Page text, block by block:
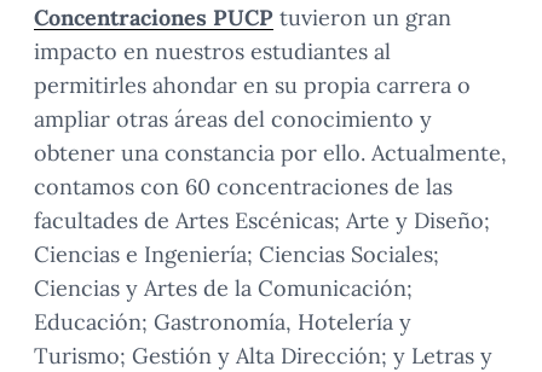
Concentraciones PUCP tuvieron un gran
impacto en nuestros estudiantes al
permitirles ahondar en su propia carrera o
ampliar otras áreas del conocimiento y
obtener una constancia por ello. Actualmente,
contamos con 60 concentraciones de las
facultades de Artes Escénicas; Arte y Diseño;
Ciencias e Ingeniería; Ciencias Sociales;
Ciencias y Artes de la Comunicación;
Educación; Gastronomía, Hotelería y
Turismo; Gestión y Alta Dirección; y Letras y